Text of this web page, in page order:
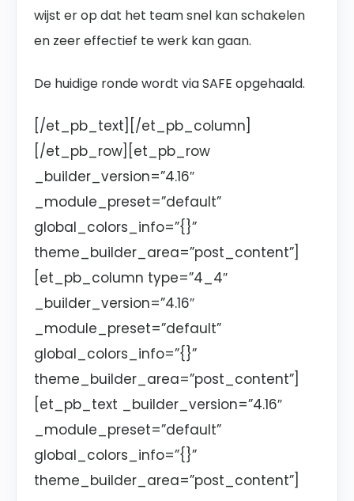
wijst er op dat het team snel kan schakelen
en zeer effectief te werk kan gaan.
De huidige ronde wordt via SAFE opgehaald.
[/et_pb_text][/et_pb_column]
[/et_pb_row][et_pb_row
_builder_version=”4.16″
_module_preset=”default”
global_colors_info=”{}”
theme_builder_area=”post_content”]
[et_pb_column type=”4_4″
_builder_version=”4.16″
_module_preset=”default”
global_colors_info=”{}”
theme_builder_area=”post_content”]
[et_pb_text _builder_version=”4.16″
_module_preset=”default”
global_colors_info=”{}”
theme_builder_area=”post_content”]